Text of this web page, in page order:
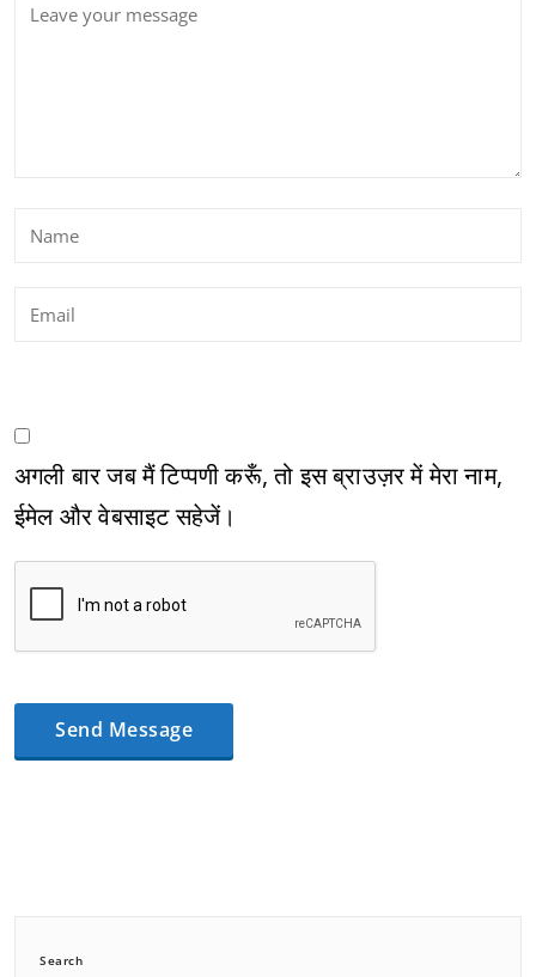
अगली बार जब मैं टिप्पणी करूँ, तो इस ब्राउज़र में मेरा नाम,
ईमेल और वेबसाइट सहेजें।
Search